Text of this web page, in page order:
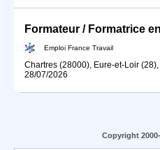
Emploi France Travail
Chartres (28000), Eure-et-Loir
28/07/2026
Copyright